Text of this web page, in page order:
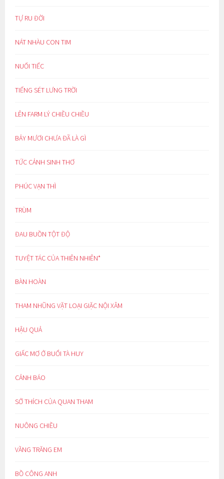
TỰ RU ĐỜI
NÁT NHÀU CON TIM
NUỐI TIẾC
TIẾNG SÉT LƯNG TRỜI
LÊN FARM LÝ CHIỀU CHIỀU
BẢY MƯƠI CHƯA ĐÃ LÀ GÌ
TỨC CẢNH SINH THƠ
PHÚC VẠN THÌ
TRÙM
ĐAU BUỒN TỘT ĐỘ
TUYỆT TÁC CỦA THIÊN NHIÊN*
BÀN HOÀN
THAM NHŨNG VẶT LOẠI GIẶC NỘI XÂM
HẬU QUẢ
GIẤC MƠ Ở BUỔI TÀ HUY
CẢNH BÁO
SỞ THÍCH CỦA QUAN THAM
NUÔNG CHIỀU
VẦNG TRĂNG EM
BỒ CÔNG ANH